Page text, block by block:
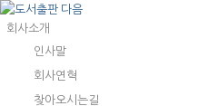
회사소개
인사말
회사연혁
찾아오시는길